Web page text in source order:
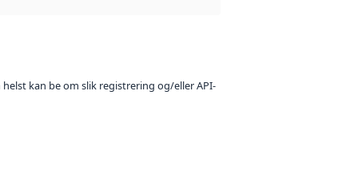
kan be om slik registrering og/eller API-